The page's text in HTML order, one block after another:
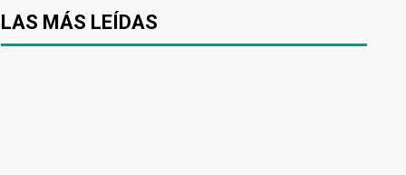
LAS MÁS LEÍDAS